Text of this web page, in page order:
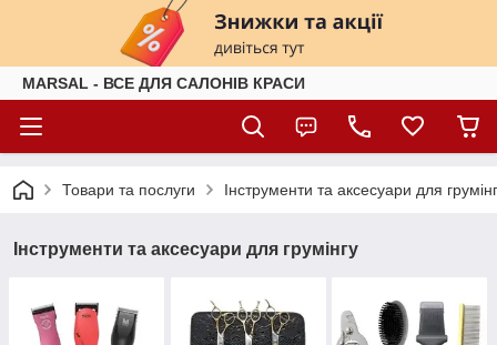
MARSAL - ВСЕ ДЛЯ САЛОНІВ КРАСИ
Товари та послуги Інструменти та аксесуари для
Інструменти та аксесуари для грумінгу